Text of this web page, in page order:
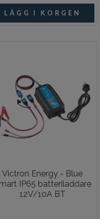
Victron Energy - Blue
IP65 batteriladdare
12V/10A BT